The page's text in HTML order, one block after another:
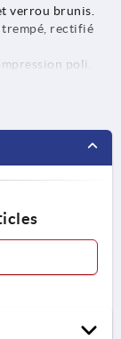
verrou brunis.
rectifié
poli.
1021.
RAL 5017.
7035.